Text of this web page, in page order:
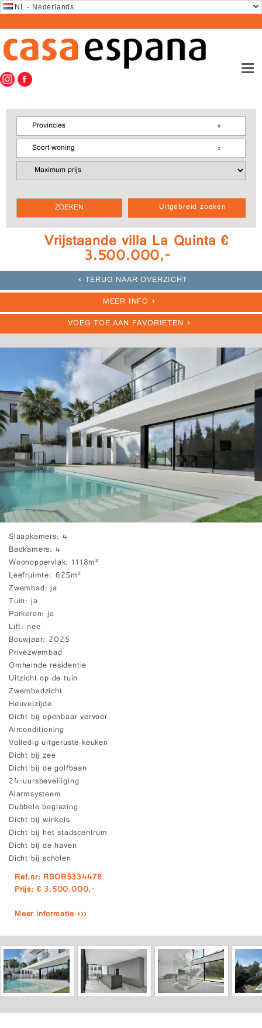
NL - Nederlands
Uitgebreid zoeken
Provincies
Soort woning
Vrijstaande villa La Quinta €
3.500.000,-
TERUG NAAR OVERZICHT
MEER INFO
VOEG TOE AAN FAVORIETEN
Slaapkamers 4
Badkamers 4
Woonoppervlak 1118m²
Leefruimte 625m²
Zwembad ja
Tuin ja
Parkeren ja
Lift nee
Bouwjaar 2025
Privézwembad
Omheinde residentie
Uitzicht op de tuin
Zwembadzicht
Heuvelzijde
Dicht bij openbaar vervoer
Airconditioning
Volledig uitgeruste keuken
Dicht bij zee
Dicht bij de golfbaan
24-uursbeveiliging
Alarmsysteem
Dubbele beglazing
Dicht bij winkels
Dicht bij het stadscentrum
Dicht bij de haven
Dicht bij scholen
Ref.nr: RSOR5334478
Prijs: € 3.500.000,-
Meer informatie ›››